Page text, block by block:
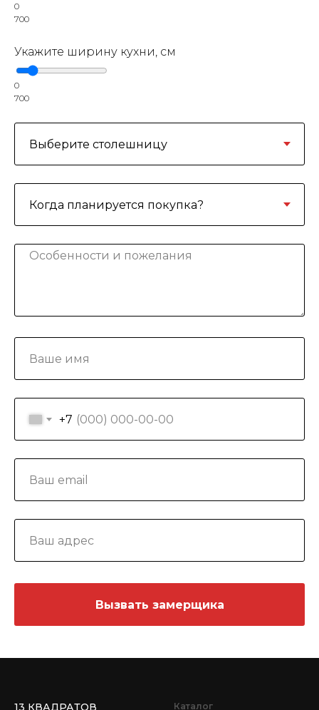
0
700
Укажите ширину кухни, см
0
700
+7
Вызвать замерщика
13 КВАДРАТОВ Каталог